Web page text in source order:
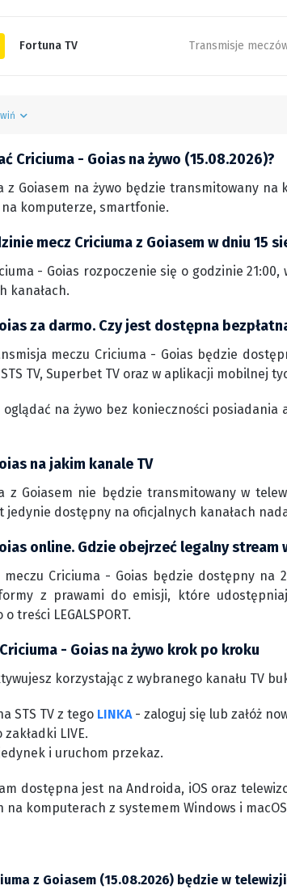
Fortuna TV Transmisje
Criciuma - Goias na żywo (15.08.2026)?
z Goiasem na żywo będzie transmitowany na
komputerze, smartfonie.
mecz Criciuma z Goiasem w dniu 15
- Goias rozpoczenie się o godzinie
kanałach.
za darmo. Czy jest dostępna
meczu Criciuma - Goias będzie
TV, Superbet TV oraz w aplikacji mobilnej
oglądać na żywo bez konieczności
na jakim kanale TV
z Goiasem nie będzie transmitowany w
jedynie dostępny na oficjalnych kanałach
online. Gdzie obejrzeć legalny stream
Criciuma - Goias będzie dostępny na
z prawami do emisji, które
treści LEGALSPORT.
- Goias na żywo krok po kroku
korzystając z wybranego kanału TV
STS TV z tego LINKA- zaloguj się lub załóż
LIVE.
i uruchom przekaz.
dostępna jest na Androida, iOS oraz
komputerach z systemem Windows i
z Goiasem (15.08.2026) będzie w